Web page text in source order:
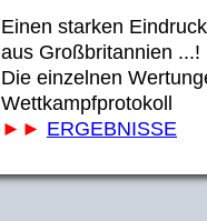
Einen starken
aus Großbritannien ...!
Die einzelnen
Wettkampfprotokoll
►► ERGEBNISSE